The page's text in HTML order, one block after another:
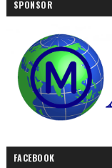
SPONSOR
FACEBOOK